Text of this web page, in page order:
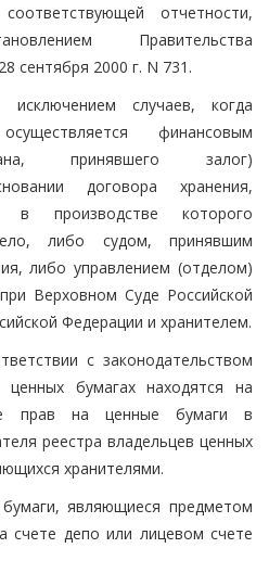
отчетности,
Правительства
сентября 2000 г. N 731.
исключением случаев, когда
финансовым
принявшего залог)
договора хранения,
в производстве которого
либо судом, принявшим
либо управлением (отделом)
Верховном Суде Российской
Федерации и хранителем.
с законодательством
бумагах находятся на
прав на ценные бумаги в
реестра владельцев ценных
хранителями.
являющиеся предметом
счете депо или лицевом счете